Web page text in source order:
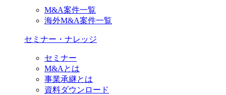
M&A案件一覧
海外M&A案件一覧
セミナー・ナレッジ
セミナー
M&Aとは
事業承継とは
資料ダウンロード